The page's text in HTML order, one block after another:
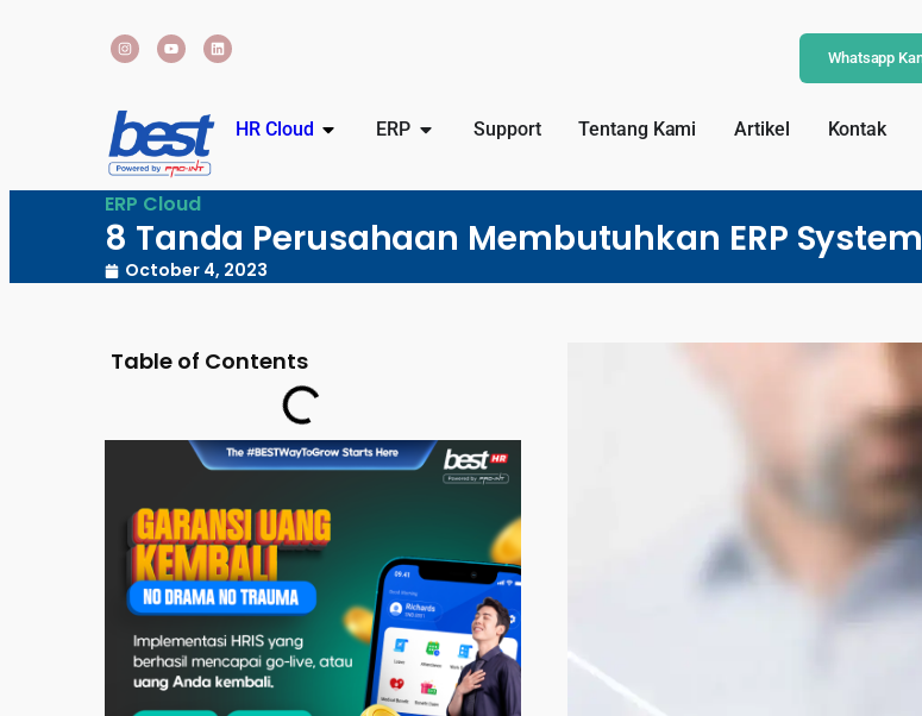
Whatsapp
HR Cloud ERP Support Tentang Kami Artikel Kontak
ERP Cloud
8 Tanda Perusahaan Membutuhkan ERP System
October 4, 2023
Table of Contents